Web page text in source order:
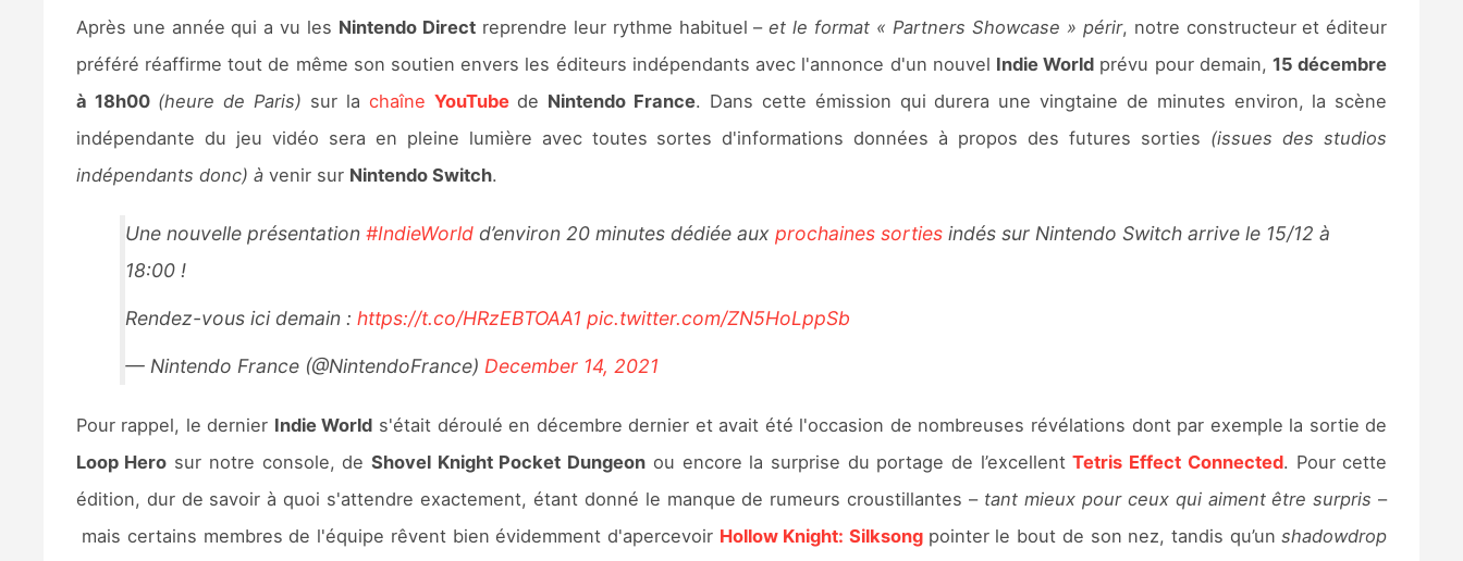
Après une année qui a vu les Nintendo Directreprendre leur rythme habituel –et le format « Partners Showcase » périr, notre constructeur et éditeur
préféré réaffirme tout de même son soutien envers les éditeurs indépendants avec l'annonce d'un nouvel Indie World prévu pour demain,15 décembre
à 18h00 (heure de Paris) sur la chaîne YouTubede Nintendo France. Dans cette émission qui durera une vingtaine de minutes environ, la scène
indépendante du jeu vidéo sera en pleine lumière avec toutes sortes d'informations données à propos des futures sorties (issues des studios
indépendants donc) àvenir sur Nintendo Switch.
Une nouvelle présentation #IndieWorldd’environ 20 minutes dédiée aux prochaines sortiesindés sur Nintendo Switch arrive le 15/12 à
18:00 !
Rendez-vous ici demain : https://t.co/HRzEBTOAA1 pic.twitter.com/ZN5HoLppSb
— Nintendo France (@NintendoFrance) December 14, 2021
Pour rappel, le dernier Indie World s'était déroulé en décembre dernier et avait été l'occasion de nombreuses révélations dont par exemple la sortie de
Loop Hero sur notre console, de Shovel Knight Pocket Dungeon ou encore la surprise du portage de l’excellentTetris Effect Connected. Pour cette
édition, dur de savoir à quoi s'attendre exactement, étant donné le manque de rumeurs croustillantes – tant mieux pour ceux qui aiment être surpris –
mais certains membres de l'équipe rêvent bien évidemment d'apercevoir Hollow Knight: Silksong pointer le bout de son nez, tandis qu’unshadowdrop